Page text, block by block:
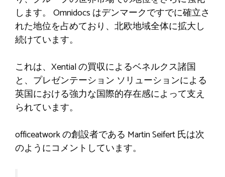
します。 Omnidocs はデンマークですでに確立さ
れた地位を占めており、北欧地域全体に拡大し
続けています。
これは、Xential の買収によるベネルクス諸国
と、プレゼンテーション ソリューションによる
英国における強力な国際的存在感によって支え
られています。
officeatwork の創設者である Martin Seifert 氏は次
のようにコメントしています。